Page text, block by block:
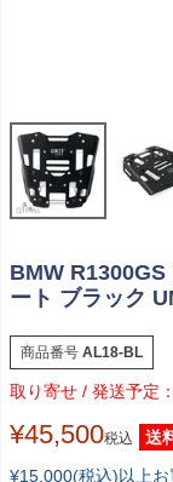
BMW
ート ブラック
商品番号 AL18-BL
¥45,500税込
送
¥15,000(税込)以上